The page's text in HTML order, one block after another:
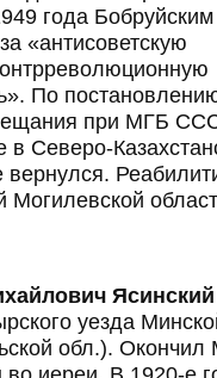
года Бобруйским
«антисоветскую
По
при МГБ
в Северо-
вернулся.
Могилевской
Ясинский
уезда
обл.).